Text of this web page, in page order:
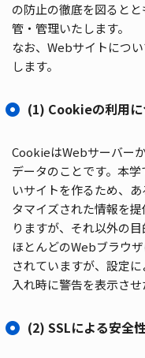
の防止の徹底を図ると
管・管理いたします。
なお、Webサイトにつ
します。
(1) Cookieの利用に
CookieはWebサーバー
データのことです。本
いサイトを作るため、
タマイズされた情報を
りますが、それ以外の
ほとんどのWebブラウ
されていますが、設定
入れ時に警告を表示させ
(2) SSLによる安全